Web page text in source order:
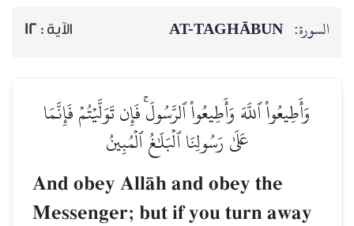
السورة: AT-TAGHĀBUN الآية : 12
وَأَطِيعُواْ ٱللَّهَ وَأَطِيعُواْ ٱلرَّسُولَۚ فَإِن تَوَلَّيۡتُمۡ فَإِنَّمَا
عَلَىٰ رَسُولِنَا ٱلۡبَلَٰغُ ٱلۡمُبِينُ
And obey AllŒh and obey the
Messenger; but if you turn away